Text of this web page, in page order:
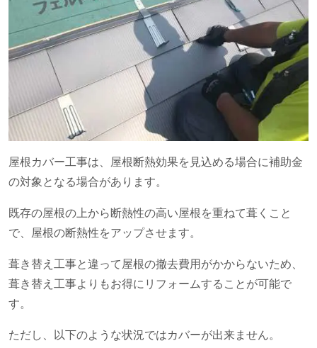
屋根カバー工事は、屋根断熱効果を見込める場合に補助金
の対象となる場合があります。
既存の屋根の上から断熱性の高い屋根を重ねて葺くこと
で、屋根の断熱性をアップさせます。
葺き替え工事と違って屋根の撤去費用がかからないため、
葺き替え工事よりもお得にリフォームすることが可能で
す。
ただし、以下のような状況ではカバーが出来ません。